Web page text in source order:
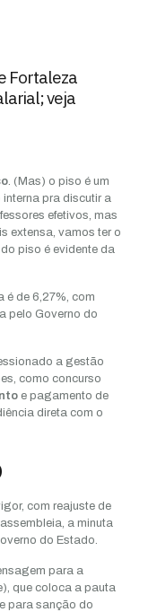
Fortaleza
veja
. (Mas) o piso é um
pra discutir a
efetivos, mas
extensa, vamos ter o
piso é evidente da
é de 6,27%, com
pelo Governo do
a gestão
como concurso
e pagamento de
direta com o
com reajuste de
a minuta
do Estado.
para a
que coloca a pauta
para sanção do